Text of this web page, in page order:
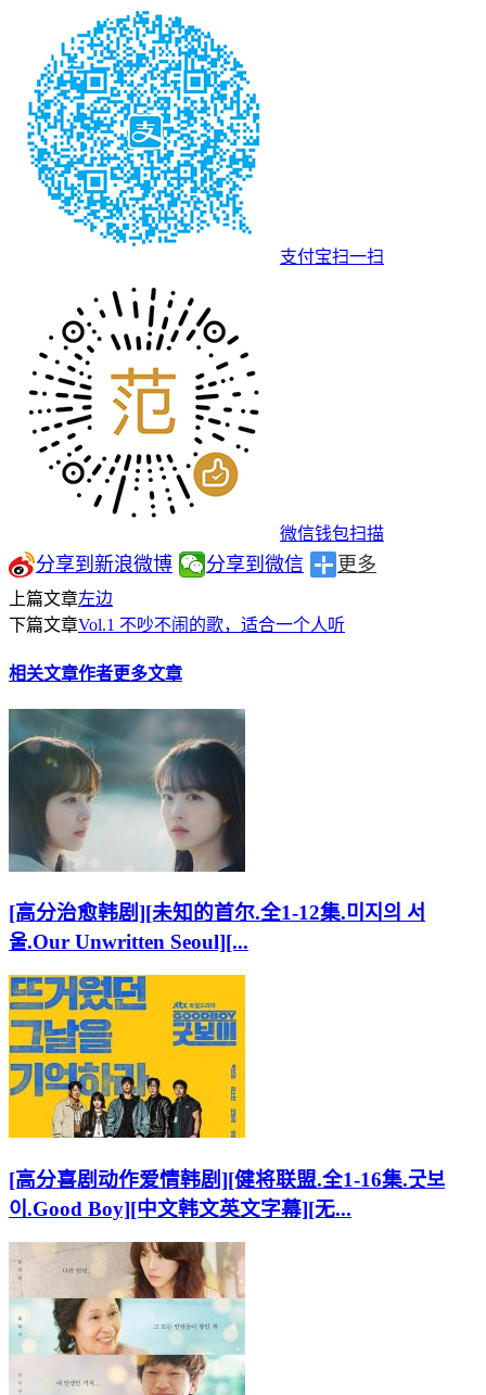
支付宝扫一扫
微信钱包扫描
分享到新浪微博 分享到微信 更多
上篇文章左边
下篇文章Vol.1 不吵不闹的歌，适合一个人听
相关文章作者更多文章
[高分治愈韩剧][未知的首尔.全1-12集.미지의 서
울.Our Unwritten Seoul][...
[高分喜剧动作爱情韩剧][健将联盟.全1-16集.굿보
이.Good Boy][中文韩文英文字幕][无...